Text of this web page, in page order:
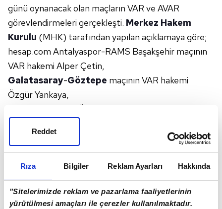
Rıza Bilgiler Reklam Ayarları Hakkında
"Sitelerimizde reklam ve pazarlama faaliyetlerinin
yürütülmesi amaçları ile çerezler kullanılmaktadır.
Reddet
günü oynanacak olan maçların VAR ve AVAR
görevlendirmeleri gerçekleşti. Merkez Hakem
Kurulu (MHK) tarafından yapılan açıklamaya göre;
hesap.com Antalyaspor-RAMS Başakşehir maçının
VAR hakemi Alper Çetin,
Galatasaray-Göztepe maçının VAR hakemi
Özgür Yankaya,
Kasımpaşa -Beşiktaş maçının VAR hakemi Kadir
Sağlam oldu.
İŞTE MHK'NIN PAYLAŞIMI